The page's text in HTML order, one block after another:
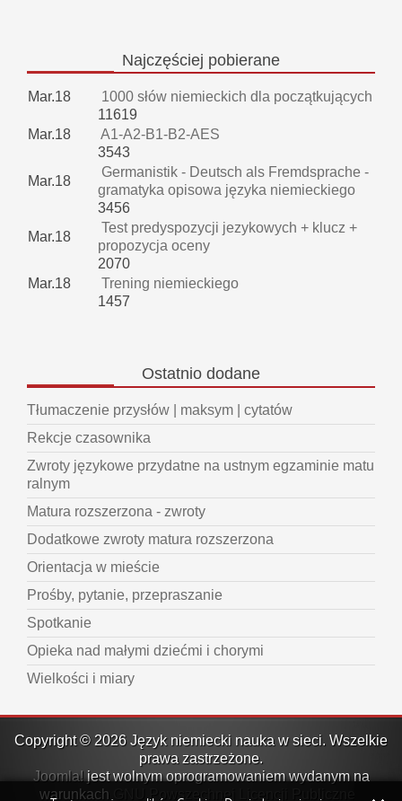
Najczęściej pobierane
Mar.18
1000 słów niemieckich dla początkujących
11619
Mar.18
A1-A2-B1-B2-AES
3543
Mar.18
Germanistik - Deutsch als Fremdsprache -
gramatyka opisowa języka niemieckiego
3456
Mar.18
Test predyspozycji jezykowych + klucz +
propozycja oceny
2070
Mar.18
Trening niemieckiego
1457
Ostatnio dodane
Tłumaczenie przysłów | maksym | cytatów
Rekcje czasownika
Zwroty językowe przydatne na ustnym egzaminie matu
ralnym
Matura rozszerzona - zwroty
Dodatkowe zwroty matura rozszerzona
Orientacja w mieście
Prośby, pytanie, przepraszanie
Spotkanie
Opieka nad małymi dziećmi i chorymi
Wielkości i miary
Copyright © 2026 Język niemiecki nauka w sieci. Wszelkie
prawa zastrzeżone.
Joomla!jest wolnym oprogramowaniem wydanym na
warunkach